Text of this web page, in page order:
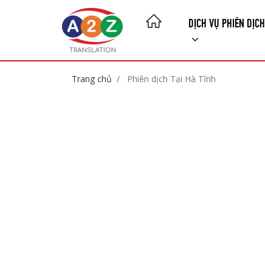
DỊCH VỤ PHIÊN DỊCH
Trang chủ Phiên dịch Tại Hà Tĩnh